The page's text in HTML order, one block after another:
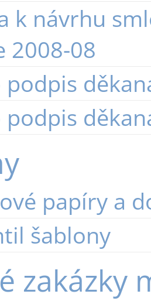
k návrhu
2008-08
podpis
podpis
papíry a
šablony
zakázky